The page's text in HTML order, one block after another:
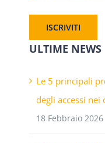
ULTIME NEWS
Le 5 principali
degli accessi nei
18 Febbraio 2026